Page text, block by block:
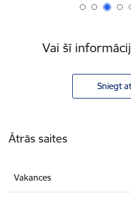
Vai šī
Sniegt
Ātrās saites
Vakances